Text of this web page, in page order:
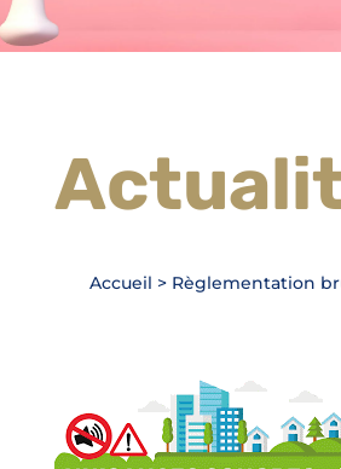
Accueil > Règlementation